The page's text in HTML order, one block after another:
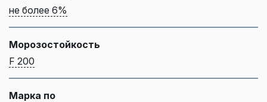
не более 6%
Морозостойкость
F 200
Марка по